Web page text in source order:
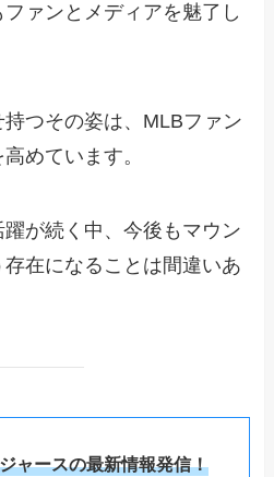
ァンとメディアを魅了し
つその姿は、MLBファン
めています。
が続く中、今後もマウン
存在になることは間違いあ
ャースの最新情報発信！